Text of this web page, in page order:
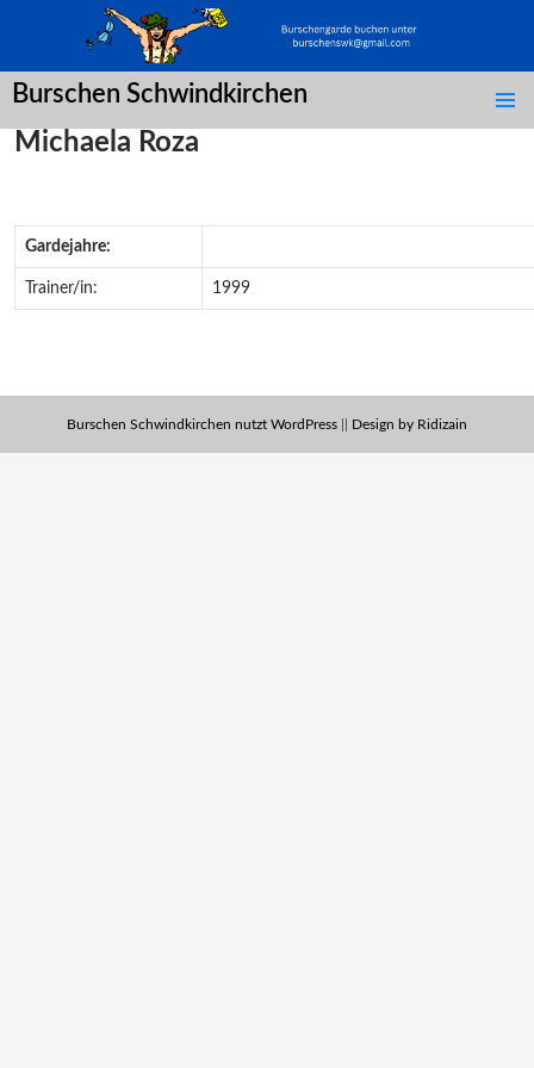
Burschen Schwindkirchen
ZUM
Michaela Roza
Gardejahre:
Trainer/in: 1999
Burschen Schwindkirchen nutzt WordPress Design by Ridizain